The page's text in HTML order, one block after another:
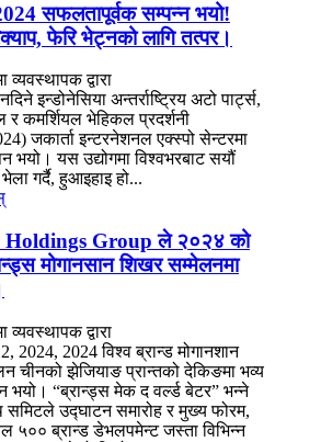
सफलतापूर्वक सम्पन्न भयो!
फेरि भेट्नको लागि तत्पर।
व्यवस्थापक द्वारा
इन्डोनेसिया अन्तर्राष्ट्रिय अटो पार्ट्स,
र कमर्शियल भेहिकल प्रदर्शनी
जकार्ता इन्टरनेशनल एक्स्पो सेन्टरमा
यस उद्योगमा विश्वभरबाट सयौं
गर्दै, हुआइहाइ हो...
Group ले २०२४ को
मोगानसान शिखर सम्मेलनमा
व्यवस्थापक द्वारा
2024, 2024 विश्व ब्रान्ड मोगानशान
चीनको झेजियाङ प्रान्तको देकिङमा भव्य
भयो। “ब्रान्ड्स मेक द वर्ल्ड बेटर” भन्ने
समिटले उद्घाटन समारोह र मुख्य फोरम,
५०० ब्रान्ड डेभलपमेन्ट जस्ता विभिन्न